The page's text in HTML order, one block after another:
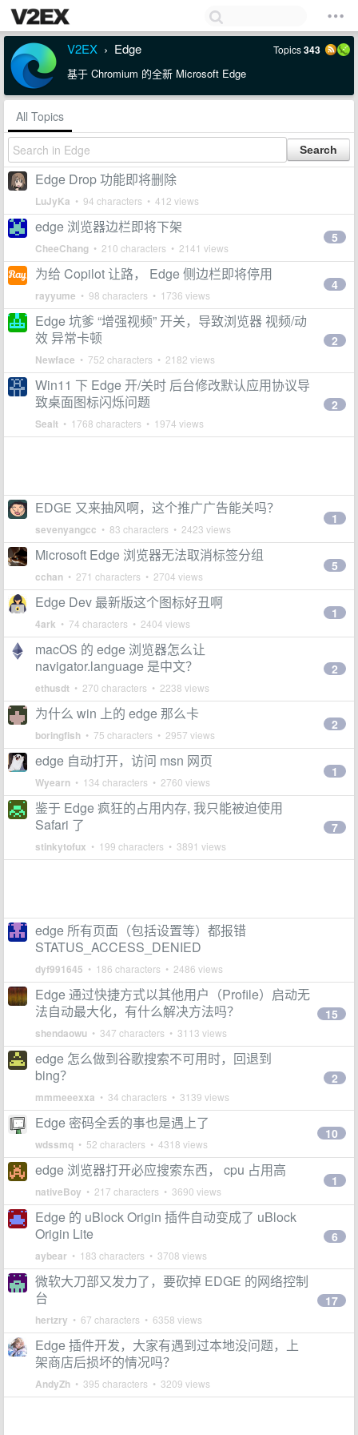
V2EX › Edge Topics343
基于 Chromium 的全新 Microsoft Edge
All Topics
Edge Drop 功能即将删除
LuJyKa • 94 characters • 412 views
edge 浏览器边栏即将下架
CheeChang • 210 characters • 2141 views
5
为给 Copilot 让路， Edge 侧边栏即将停用
rayyume • 98 characters • 1736 views
4
Edge 坑爹 “增强视频” 开关，导致浏览器 视频/动
效 异常卡顿
Newface • 752 characters • 2182 views
2
Win11 下 Edge 开/关时 后台修改默认应用协议导
致桌面图标闪烁问题
Sealt • 1768 characters • 1974 views
2
EDGE 又来抽风啊，这个推广广告能关吗？
sevenyangcc • 83 characters • 2423 views
1
Microsoft Edge 浏览器无法取消标签分组
cchan • 271 characters • 2704 views
5
Edge Dev 最新版这个图标好丑啊
4ark • 74 characters • 2404 views
1
macOS 的 edge 浏览器怎么让
navigator.language 是中文？
ethusdt • 270 characters • 2238 views
2
为什么 win 上的 edge 那么卡
boringfish • 75 characters • 2957 views
2
edge 自动打开，访问 msn 网页
Wyearn • 134 characters • 2760 views
1
鉴于 Edge 疯狂的占用内存, 我只能被迫使用
Safari 了
stinkytofux • 199 characters • 3891 views
7
edge 所有页面（包括设置等）都报错
STATUS_ACCESS_DENIED
dyf991645 • 186 characters • 2486 views
Edge 通过快捷方式以其他用户（Profile）启动无
法自动最大化，有什么解决方法吗？
shendaowu • 347 characters • 3113 views
15
edge 怎么做到谷歌搜索不可用时，回退到
bing？
mmmeeexxa • 34 characters • 3139 views
2
Edge 密码全丢的事也是遇上了
wdssmq • 52 characters • 4318 views
10
edge 浏览器打开必应搜索东西， cpu 占用高
nativeBoy • 217 characters • 3690 views
1
Edge 的 uBlock Origin 插件自动变成了 uBlock
Origin Lite
aybear • 183 characters • 3708 views
6
微软大刀部又发力了，要砍掉 EDGE 的网络控制
台
hertzry • 67 characters • 6358 views
17
Edge 插件开发，大家有遇到过本地没问题，上
架商店后损坏的情况吗？
AndyZh • 395 characters • 3209 views